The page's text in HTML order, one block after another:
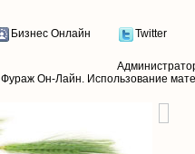
Бизнес Онлайн Twitter
Фураж Он-Лайн. Использование